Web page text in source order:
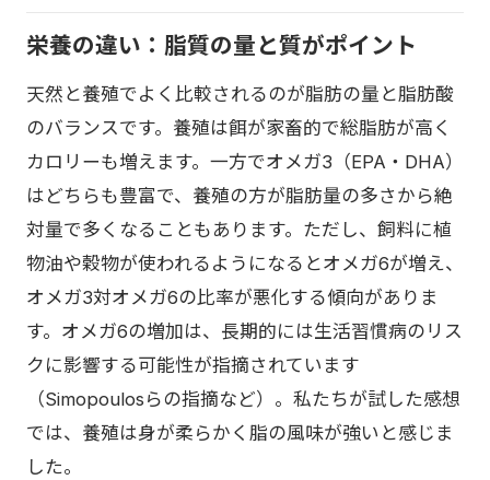
栄養の違い：脂質の量と質がポイント
天然と養殖でよく比較されるのが脂肪の量と脂肪酸
のバランスです。養殖は餌が家畜的で総脂肪が高く
カロリーも増えます。一方でオメガ3（EPA・DHA）
はどちらも豊富で、養殖の方が脂肪量の多さから絶
対量で多くなることもあります。ただし、飼料に植
物油や穀物が使われるようになるとオメガ6が増え、
オメガ3対オメガ6の比率が悪化する傾向がありま
す。オメガ6の増加は、長期的には生活習慣病のリス
クに影響する可能性が指摘されています
（Simopoulosらの指摘など）。私たちが試した感想
では、養殖は身が柔らかく脂の風味が強いと感じま
した。